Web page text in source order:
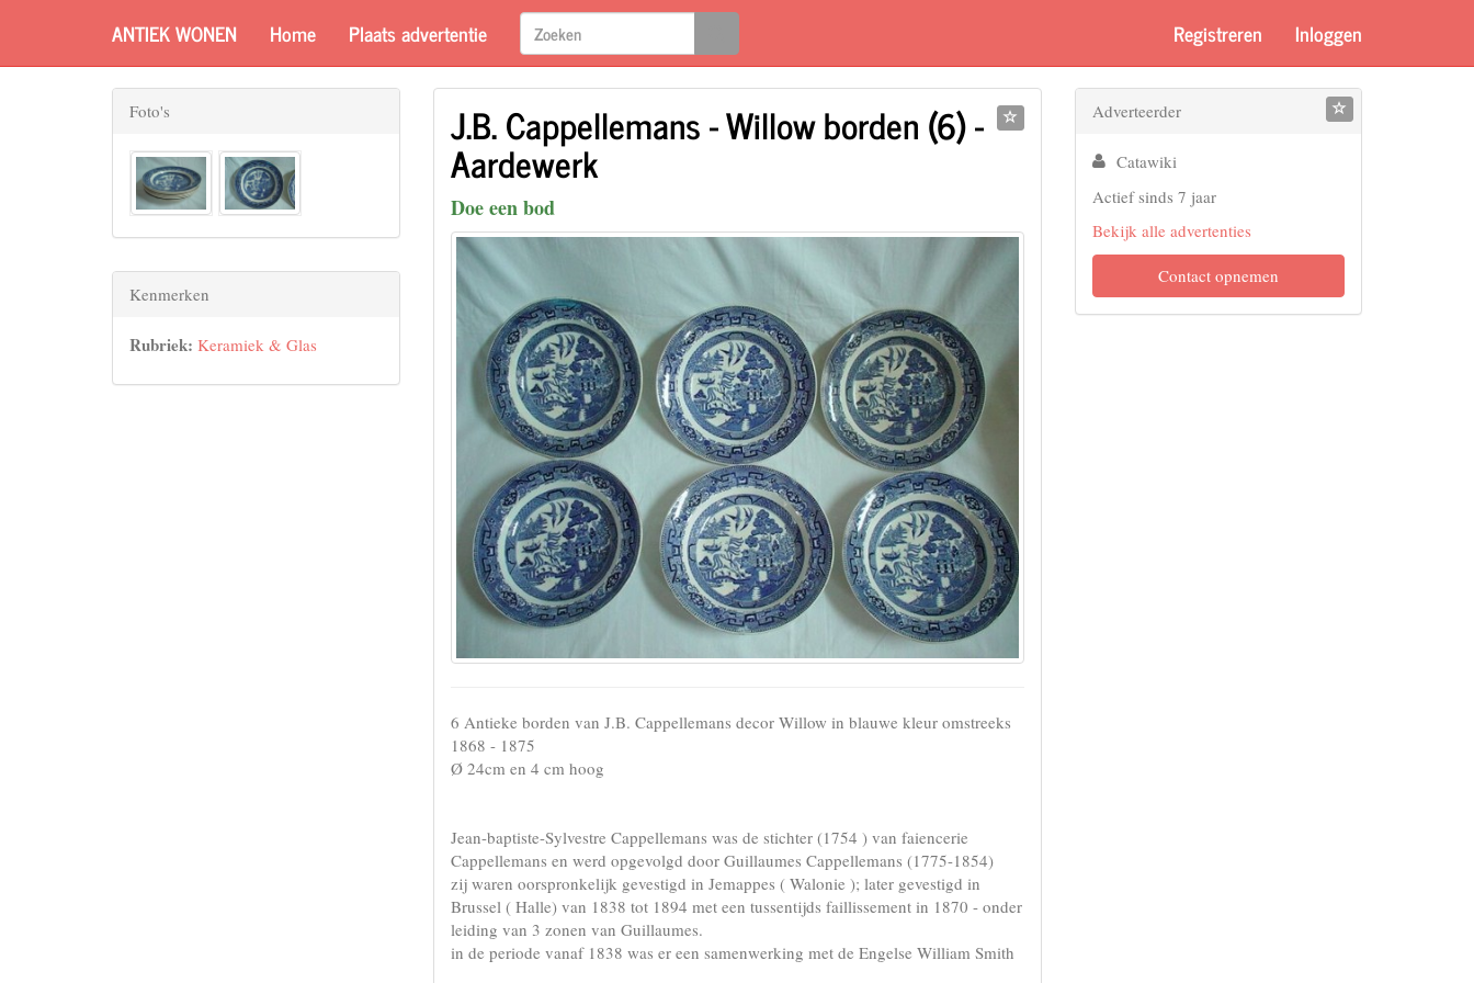
ANTIEK WONEN Home Plaats advertentie Registreren Inloggen
J.B. Cappellemans - Willow borden (6) -
Aardewerk
Doe een bod
6 Antieke borden van J.B. Cappellemans decor Willow in blauwe kleur omstreeks
1868 - 1875
Ø 24cm en 4 cm hoog
Jean-baptiste-Sylvestre Cappellemans was de stichter (1754 ) van faiencerie
Cappellemans en werd opgevolgd door Guillaumes Cappellemans (1775-1854)
zij waren oorspronkelijk gevestigd in Jemappes ( Walonie ); later gevestigd in
Brussel ( Halle) van 1838 tot 1894 met een tussentijds faillissement in 1870 - onder
leiding van 3 zonen van Guillaumes.
in de periode vanaf 1838 was er een samenwerking met de Engelse William Smith
Foto's
Kenmerken
Rubriek: Keramiek & Glas
Adverteerder
Catawiki
Actief sinds 7 jaar
Bekijk alle advertenties
Contact opnemen